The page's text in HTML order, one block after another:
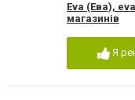
Eva (Ева),
магазинів
Я